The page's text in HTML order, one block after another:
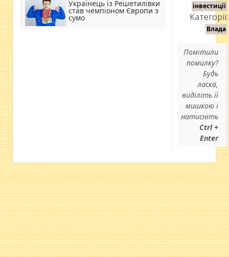
Українець із Решетилівки
став чемпіоном Європи з
сумо
інвестиції
Категорії:
Влада
Помітили
помилку?
Будь
ласка,
виділіть її
мишкою і
натисніть
Ctrl +
Enter